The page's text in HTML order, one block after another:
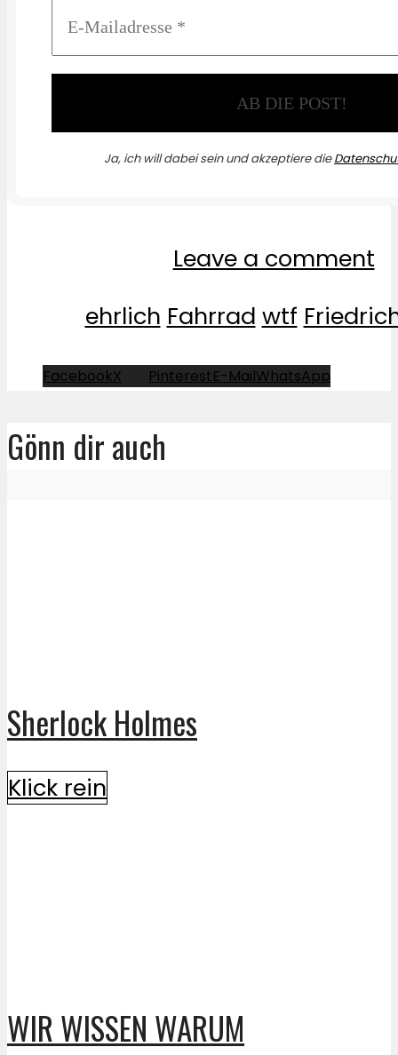
Ja, ich will dabei sein und akzeptiere die
Leave a comment
ehrlich Fahrrad wtf
FacebookX PinterestE-MailWhatsApp
Gönn dir auch
Sherlock Holmes
Klick rein
WIR WISSEN WARUM